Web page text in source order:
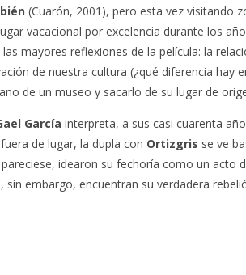
(Cuarón, 2001), pero esta vez visitando
vacacional por excelencia durante los
mayores reflexiones de la película: la
de nuestra cultura (¿qué diferencia hay
de un museo y sacarlo de su lugar de
García interpreta, a sus casi cuarenta
de lugar, la dupla con Ortizgris se ve
idearon su fechoría como un acto
sin embargo, encuentran su verdadera